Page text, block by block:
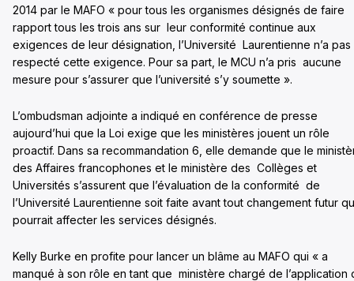
2014 par le MAFO « pour tous les organismes désignés de faire
rapport tous les trois ans sur leur conformité continue aux
exigences de leur désignation, l’Université Laurentienne n’a pas
respecté cette exigence. Pour sa part, le MCU n’a pris aucune
mesure pour s’assurer que l’université s’y soumette ».
L’ombudsman adjointe a indiqué en conférence de presse
aujourd’hui que la Loi exige que les ministères jouent un rôle
proactif. Dans sa recommandation 6, elle demande que le
des Affaires francophones et le ministère des Collèges et
Universités s’assurent que l’évaluation de la conformité de
l’Université Laurentienne soit faite avant tout changement futur
pourrait affecter les services désignés.
Kelly Burke en profite pour lancer un blâme au MAFO qui « a
manqué à son rôle en tant que ministère chargé de l’application